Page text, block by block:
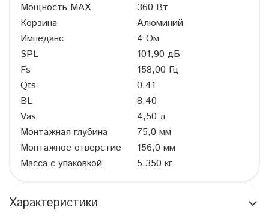
Мощность MAX
360 Вт
Корзина
Алюминий
Импеданс
4 Ом
SPL
101,90 дБ
Fs
158,00 Гц
Qts
0,41
BL
8,40
Vas
4,50 л
Монтажная глубина
75,0 мм
Монтажное отверстие
156,0 мм
Масса с упаковкой
5,350 кг
Характеристики